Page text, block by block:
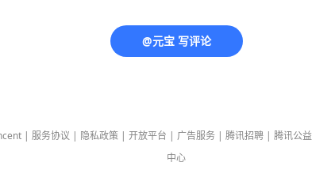
@元宝 写评论
| 服务协议 | 隐私政策 | 开放平台 | 广告服务 | 腾讯招聘 | 腾讯公益
中心